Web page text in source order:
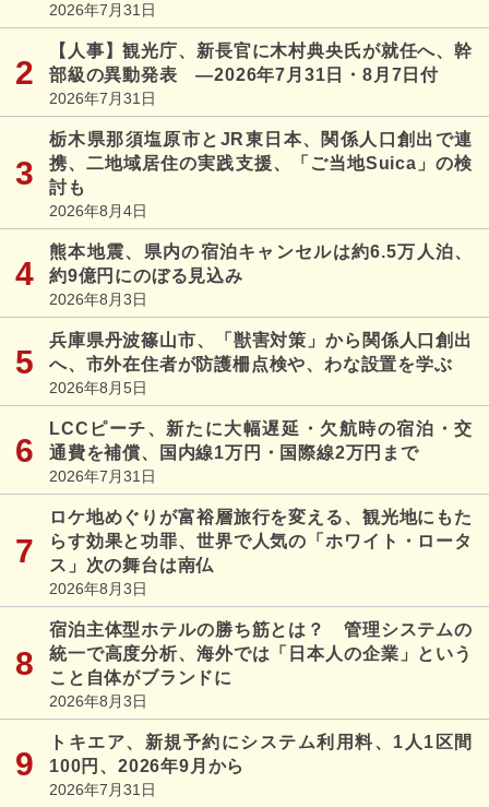
2026年7月31日
【人事】観光庁、新長官に木村典央氏が就任へ、幹
部級の異動発表 ―2026年7月31日・8月7日付
2026年7月31日
栃木県那須塩原市とJR東日本、関係人口創出で連
携、二地域居住の実践支援、「ご当地Suica」の検
討も
2026年8月4日
熊本地震、県内の宿泊キャンセルは約6.5万人泊、
約9億円にのぼる見込み
2026年8月3日
兵庫県丹波篠山市、「獣害対策」から関係人口創出
へ、市外在住者が防護柵点検や、わな設置を学ぶ
2026年8月5日
LCCピーチ、新たに大幅遅延・欠航時の宿泊・交
通費を補償、国内線1万円・国際線2万円まで
2026年7月31日
ロケ地めぐりが富裕層旅行を変える、観光地にもた
らす効果と功罪、世界で人気の「ホワイト・ロータ
ス」次の舞台は南仏
2026年8月3日
宿泊主体型ホテルの勝ち筋とは？ 管理システムの
統一で高度分析、海外では「日本人の企業」という
こと自体がブランドに
2026年8月3日
トキエア、新規予約にシステム利用料、1人1区間
100円、2026年9月から
2026年7月31日